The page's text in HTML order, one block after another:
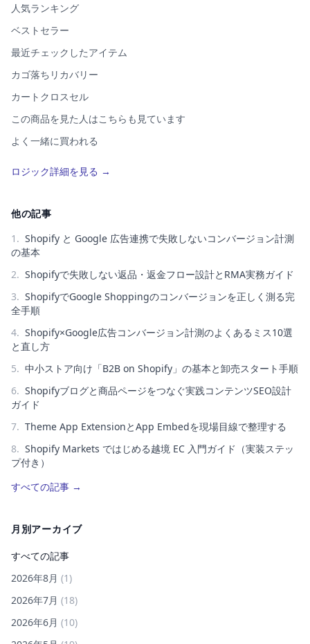
人気ランキング
ベストセラー
最近チェックしたアイテム
カゴ落ちリカバリー
カートクロスセル
この商品を見た人はこちらも見ています
よく一緒に買われる
コーディネート提案
ロジック詳細を見る →
他の記事
1 . Shopify と Google 広告連携で失敗しないコンバージョン計測
の基本
2. Shopifyで失敗しない返品・返金フロー設計とRMA実務ガイド
3. ShopifyでGoogle Shoppingのコンバージョンを正しく測る完
全手順
4. Shopify×Google広告コンバージョン計測のよくあるミス10選
と直し方
5. 中小ストア向け「B2B on Shopify」の基本と卸売スタート手順
6. Shopifyブログと商品ページをつなぐ実践コンテンツSEO設計
ガイド
7. Theme App ExtensionとApp Embedを現場目線で整理する
8. Shopify Markets ではじめる越境 EC 入門ガイド（実装ステッ
プ付き）
すべての記事 →
月別アーカイブ
すべての記事
2026年8月 (1)
2026年7月 (18)
2026年6月 (10)